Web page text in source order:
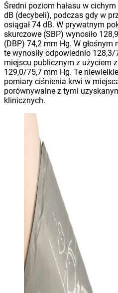
Średni poziom hałasu w
dB (decybeli), podczas gdy w
osiągał 74 dB. W prywatnym
skurczowe (SBP) wynosiło
(DBP) 74,2 mm Hg. W
te wynosiły odpowiednio 128,3/
miejscu publicznym z użyciem
129,0/75,7 mm Hg. Te
pomiary ciśnienia krwi w
porównywalne z tymi
klinicznych.